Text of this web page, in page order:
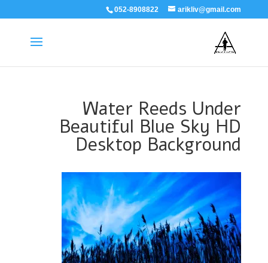
052-8908822 arikliv@gmail.com
Water Reeds Under
Beautiful Blue Sky HD
Desktop Background